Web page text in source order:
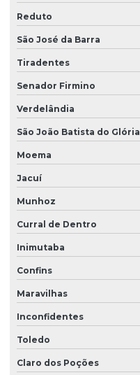
Reduto
São José da Barra
Tiradentes
Senador Firmino
Verdelândia
São João Batista do Glória
Moema
Jacuí
Munhoz
Curral de Dentro
Inimutaba
Confins
Maravilhas
Inconfidentes
Toledo
Claro dos Poções